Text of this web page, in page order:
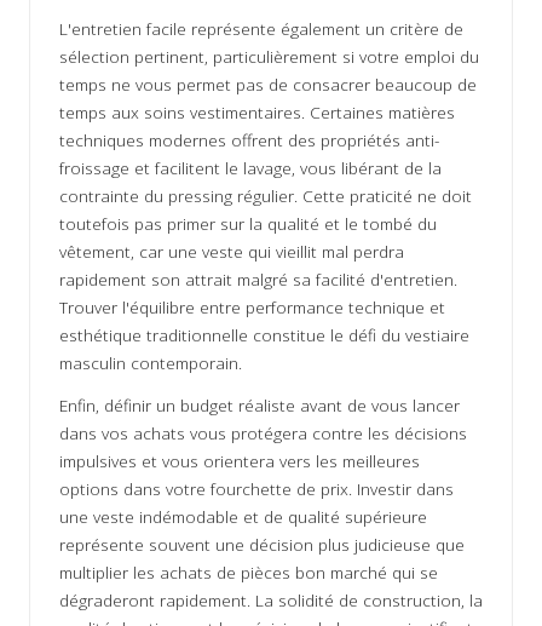
L'entretien facile représente également un critère de
sélection pertinent, particulièrement si votre emploi du
temps ne vous permet pas de consacrer beaucoup de
temps aux soins vestimentaires. Certaines matières
techniques modernes offrent des propriétés anti-
froissage et facilitent le lavage, vous libérant de la
contrainte du pressing régulier. Cette praticité ne doit
toutefois pas primer sur la qualité et le tombé du
vêtement, car une veste qui vieillit mal perdra
rapidement son attrait malgré sa facilité d'entretien.
Trouver l'équilibre entre performance technique et
esthétique traditionnelle constitue le défi du vestiaire
masculin contemporain.
Enfin, définir un budget réaliste avant de vous lancer
dans vos achats vous protégera contre les décisions
impulsives et vous orientera vers les meilleures
options dans votre fourchette de prix. Investir dans
une veste indémodable et de qualité supérieure
représente souvent une décision plus judicieuse que
multiplier les achats de pièces bon marché qui se
dégraderont rapidement. La solidité de construction, la